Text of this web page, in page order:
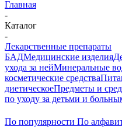
Главная
-
Каталог
-
Лекарственные препараты
БАДМедицинские изделия
ухода за нейМинеральные
косметические средства
диетическоеПредметы и
по уходу за детьми и
По популярности По